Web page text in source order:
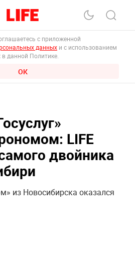
с приложенной
данных и с использованием
данной Политике.
ОК
LIFE
двойника
из Новосибирска оказался